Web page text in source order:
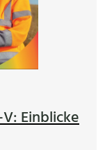
Einblicke